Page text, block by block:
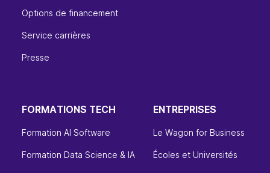
Options de financement
Service carrières
Presse
FORMATIONS TECH
Formation AI Software
Formation Data Science & IA
ENTREPRISES
Le Wagon for Business
Écoles et Universités